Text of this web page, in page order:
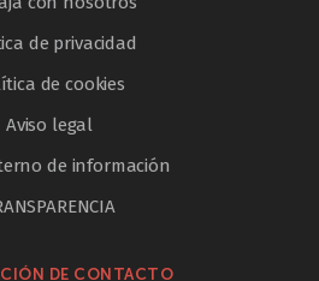
de privacidad
de cookies
Aviso legal
de información
DE CONTACTO